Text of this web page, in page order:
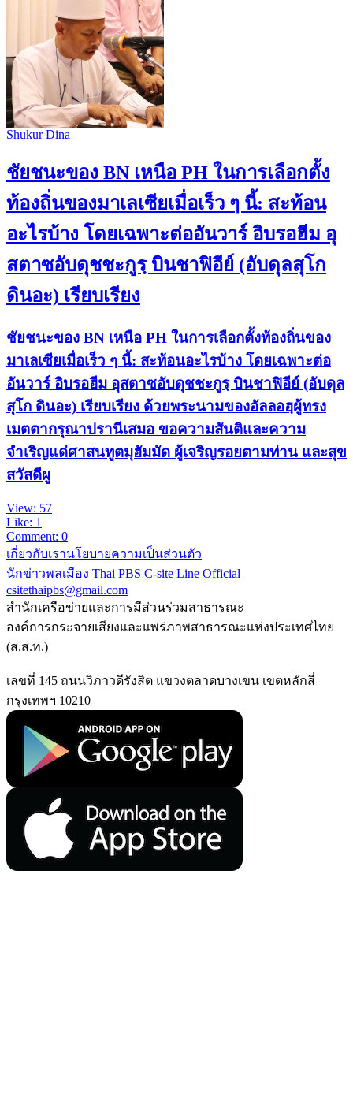
Shukur Dina
ชัยชนะของ BN เหนือ PH ในการเลือกตั้ง
ท้องถิ่นของมาเลเซียเมื่อเร็ว ๆ นี้: สะท้อน
อะไรบ้าง โดยเฉพาะต่ออันวาร์ อิบรอฮีม อุ
สตาซอับดุชชะกูรฺ บินชาฟิอีย์ (อับดุลสุโก
ดินอะ) เรียบเรียง
ชัยชนะของ BN เหนือ PH ในการเลือกตั้งท้องถิ่นของ
มาเลเซียเมื่อเร็ว ๆ นี้: สะท้อนอะไรบ้าง โดยเฉพาะต่อ
อันวาร์ อิบรอฮีม อุสตาซอับดุชชะกูรฺ บินชาฟิอีย์ (อับดุล
สุโก ดินอะ) เรียบเรียง ด้วยพระนามของอัลลอฮฺผู้ทรง
เมตตากรุณาปรานีเสมอ ขอความสันติและความ
จำเริญแด่ศาสนทูตมุฮัมมัด ผู้เจริญรอยตามท่าน และสุข
สวัสดีผู
View: 57
Like: 1
Comment: 0
เกี่ยวกับเรานโยบายความเป็นส่วนตัว
นักข่าวพลเมือง Thai PBS C-site Line Official
csitethaipbs@gmail.com
สำนักเครือข่ายและการมีส่วนร่วมสาธารณะ
องค์การกระจายเสียงและแพร่ภาพสาธารณะแห่งประเทศไทย
(ส.ส.ท.)
เลขที่ 145 ถนนวิภาวดีรังสิต แขวงตลาดบางเขน เขตหลักสี่
กรุงเทพฯ 10210